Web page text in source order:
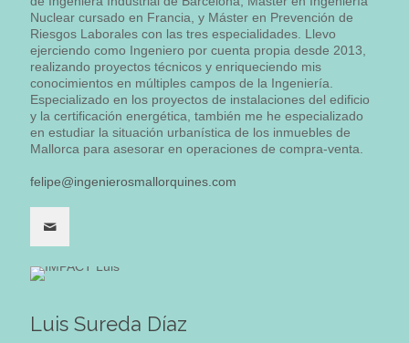
Nuclear cursado en Francia, y Máster en Prevención de
Riesgos Laborales con las tres especialidades. Llevo
ejerciendo como Ingeniero por cuenta propia desde 2013,
realizando proyectos técnicos y enriqueciendo mis
conocimientos en múltiples campos de la Ingeniería.
Especializado en los proyectos de instalaciones del edificio
y la certificación energética, también me he especializado
en estudiar la situación urbanística de los inmuebles de
Mallorca para asesorar en operaciones de compra-venta.
felipe@ingenierosmallorquines.com
Luis Sureda Díaz